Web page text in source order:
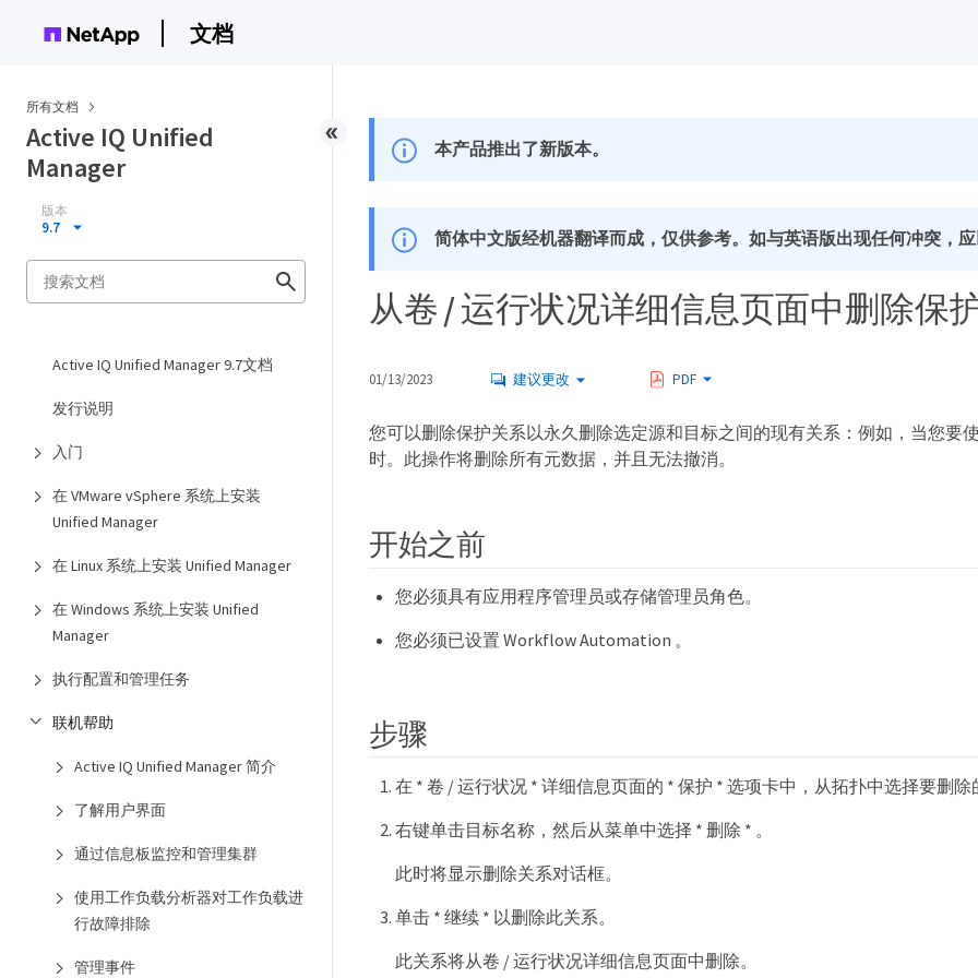
文档
所有文档
Active IQ Unified
Manager
版本
9.7
Active IQ Unified Manager 9.7文档
发行说明
入门
在 VMware vSphere 系统上安装
Unified Manager
在 Linux 系统上安装 Unified Manager
在 Windows 系统上安装 Unified
Manager
执行配置和管理任务
联机帮助
Active IQ Unified Manager 简介
了解用户界面
通过信息板监控和管理集群
使用工作负载分析器对工作负载进
行故障排除
管理事件
本产品推出了新版本。
简体中文版经机器翻译而成，仅供参考。如与英语版出现任何冲突，应
从卷 / 运行状况详细信息页面中删除保
01/13/2023 建议更改 PDF
您可以删除保护关系以永久删除选定源和目标之间的现有关系：例如，当您要
时。此操作将删除所有元数据，并且无法撤消。
开始之前
您必须具有应用程序管理员或存储管理员角色。
您必须已设置 Workflow Automation 。
步骤
在 * 卷 / 运行状况 * 详细信息页面的 * 保护 * 选项卡中，从拓扑中选择要删除
右键单击目标名称，然后从菜单中选择 * 删除 * 。
此时将显示删除关系对话框。
单击 * 继续 * 以删除此关系。
此关系将从卷 / 运行状况详细信息页面中删除。